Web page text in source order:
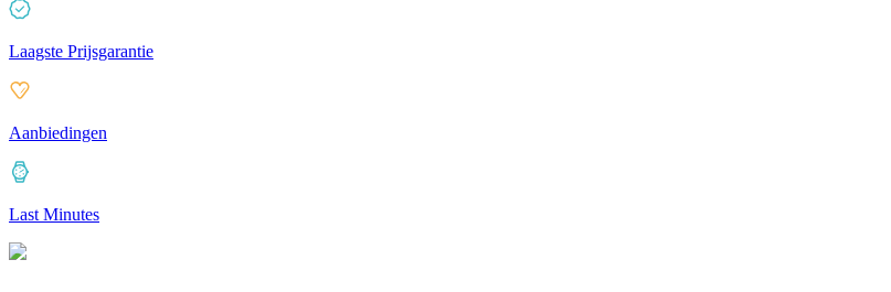
Laagste Prijsgarantie
Aanbiedingen
Last Minutes